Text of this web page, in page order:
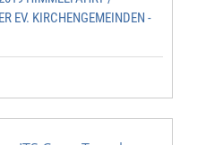
EV. KIRCHENGEMEINDEN -